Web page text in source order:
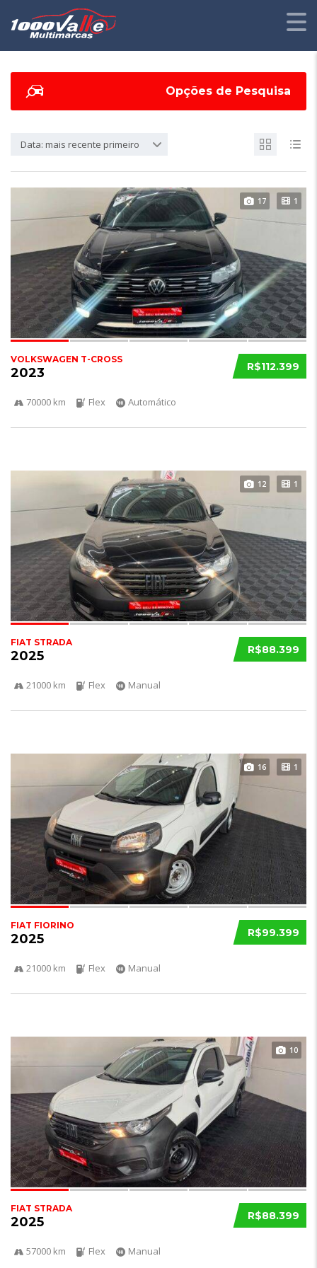
Opções de Pesquisa
Data: mais recente primeiro
17 1
R$112.399
VOLKSWAGEN T-CROSS
2023
70000 km Flex Automático
12 1
R$88.399
FIAT STRADA
2025
21000 km Flex Manual
16 1
R$99.399
FIAT FIORINO
2025
21000 km Flex Manual
10
R$88.399
FIAT STRADA
2025
57000 km Flex Manual